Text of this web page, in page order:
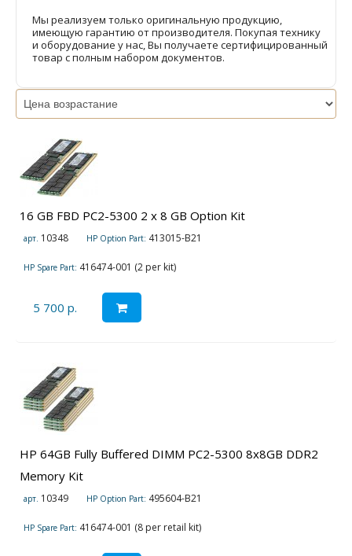
Мы реализуем только оригинальную продукцию,
имеющую гарантию от производителя. Покупая технику
и оборудование у нас, Вы получаете сертифицированный
товар с полным набором документов.
16 GB FBD PC2-5300 2 x 8 GB Option Kit
арт. 10348 HP Option Part: 413015-B21
HP Spare Part: 416474-001 (2 per kit)
5 700 р.
HP 64GB Fully Buffered DIMM PC2-5300 8x8GB DDR2
Memory Kit
арт. 10349 HP Option Part: 495604-B21
HP Spare Part: 416474-001 (8 per retail kit)